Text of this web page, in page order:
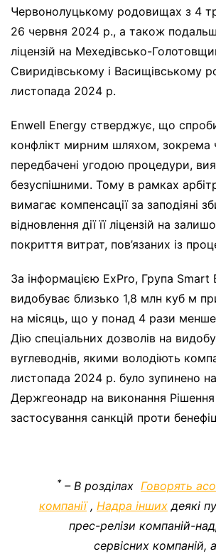
Червонолуцькому родовищах з 4
26 червня 2024 р., а також
ліцензій на Мехедівсько-
Свиридівському і Васищівському
листопада 2024 р.
Enwell Energy стверджує, що
конфлікт мирним шляхом, зокрема
передбачені угодою процедури,
безуспішними. Тому в рамках
вимагає компенсації за заподіяні
відновлення дії її ліцензій на
покриття витрат, пов’язаних із
За інформацією ExPro, Група Smart
видобуває близько 1,8 млн куб м
на місяць, що у понад 4 рази
Дію спеціальних дозволів на
вуглеводнів, якими володіють
листопада 2024 р. було зупинено
Держгеонадр на виконання
застосування санкцій проти
* – В розділах Говорять
компанії, Надра інших деякі
прес-релізи компаній-
сервісних компаній,